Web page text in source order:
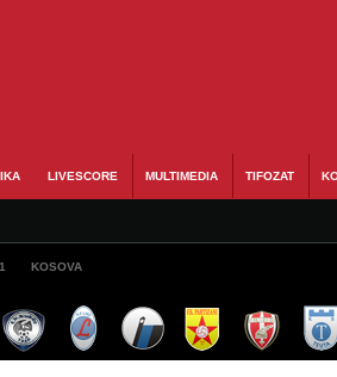
LIVESCORE MULTIMEDIA TIFOZAT
KOSOVA